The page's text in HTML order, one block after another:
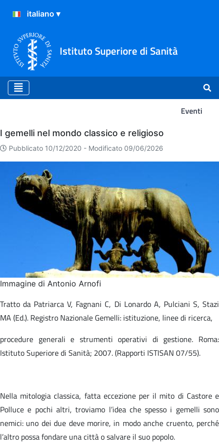
Istituto Superiore di Sanità
Eventi
Eventi
I gemelli nel mondo classico e religioso
Pubblicato 10/12/2020 - Modificato 09/06/2026
Immagine di Antonio Arnofi
Tratto da Patriarca V, Fagnani C, Di Lonardo A, Pulciani S, Stazi
MA (Ed.). Registro Nazionale Gemelli: istituzione, linee di ricerca,​
procedure generali e strumenti operativi di gestione. Roma:
Istituto Superiore di Sanità; 2007. (Rapporti ISTISAN 07/55).​
Nella mitologia classica, fatta eccezione per il mito di Castore e
Polluce e pochi altri, troviamo l’idea che spesso i gemelli sono
nemici: uno dei due deve morire, in modo anche cruento, perché
l’altro possa fondare una città o salvare il suo popolo.